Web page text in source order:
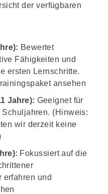
Test
der verfügbaren
Bewertet
Fähigkeiten und
ersten Lernschritte.
ansehen
Jahre): Geeignet für
(Hinweis:
wir derzeit keine
Fokussiert auf die
erfahren und